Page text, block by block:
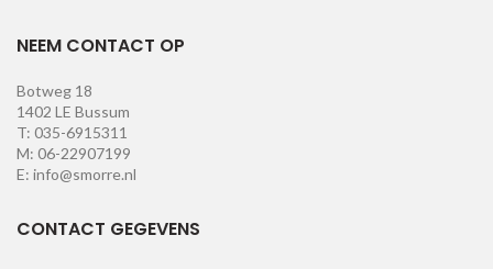
NEEM CONTACT OP
Botweg 18
1402 LE Bussum
T: 035-6915311
M: 06-22907199
E: info@smorre.nl
CONTACT GEGEVENS